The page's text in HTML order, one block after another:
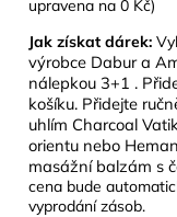
upravena na 0 Kč)
Jak získat dárek:
výrobce Dabur a
nálepkou 3+1 .
košíku. Přidejte
uhlím Charcoal
orientu nebo
masážní balzám s
cena bude
vyprodání zásob.